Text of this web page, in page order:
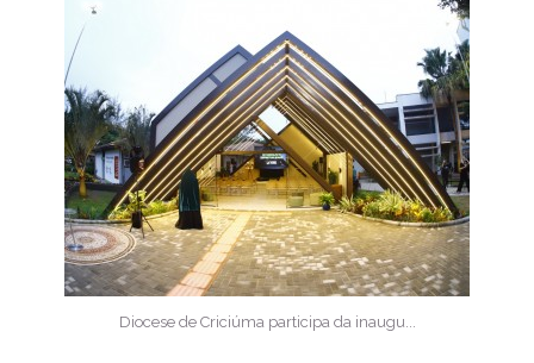
Diocese de Criciúma participa da inaugu...